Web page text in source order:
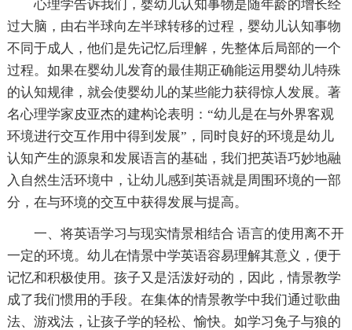
心理学告诉我们，婴幼儿认知事物是随年龄的增长经
过大脑，由右半球向左半球转移的过程，婴幼儿认知事物
不同于成人，他们是先记忆后理解，先整体后局部的一个
过程。如果在婴幼儿发育的最佳期正确能运用婴幼儿特殊
的认知规律，就会使婴幼儿的某些能力获得惊人发展。著
名心理学家皮亚杰的建构论表明：“幼儿是在与外界客观
环境进行交互作用中得到发展”，同时良好的环境是幼儿
认知产生的源泉和发展语言的基础，我们把英语巧妙地融
入自然生活环境中，让幼儿感到英语就是周围环境的一部
分，在与环境的交互中获得发展与提高。
一、将英语学习与现实情景相结合 语言的使用离不开
一定的环境。幼儿在情景中学英语容易理解其意义，便于
记忆和积极使用。孩子又是活泼好动的，因此，情景教学
成了我们惯用的手段。在集体的情景教学中我们通过歌曲
法、游戏法，让孩子学的轻松、愉快。如学习兔子与狼的